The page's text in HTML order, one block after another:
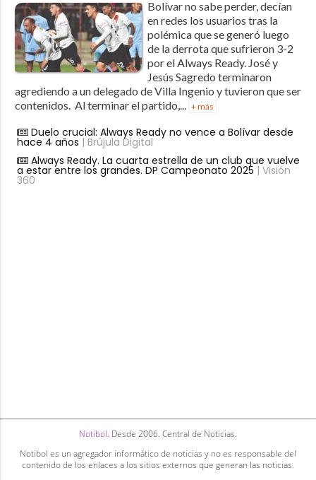
Bolívar no sabe perder, decían
en redes los usuarios tras la
polémica que se generó luego
de la derrota que sufrieron 3-2
por el Always Ready. José y
Jesús Sagredo terminaron
agrediendo a un delegado de Villa Ingenio y tuvieron que ser
contenidos. Al terminar el partido,... + más
Duelo crucial: Always Ready no vence a Bolívar desde
hace 4 años | Brújula Digital
Always Ready. La cuarta estrella de un club que vuelve
a estar entre los grandes. DP Campeonato 2025 | Visión
360
Notibol. Desde 2006. Central de Noticias.
Notibol es un agregador informático de noticias y no es responsable del
contenido de los enlaces a los sitios externos que generan las noticias.